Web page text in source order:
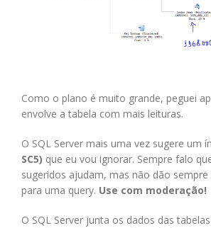
Como o plano é muito grande, peguei
envolve a tabela com mais leituras.
O SQL Server mais uma vez sugere um
SC5) que eu vou ignorar. Sempre falo
sugeridos ajudam, mas não dão
para uma query. Use com moderação!
O SQL Server junta os dados das tabelas